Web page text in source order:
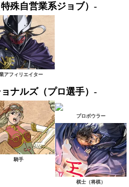
殊自営業系ジョブ）-
アフィリエイター
ナルズ（プロ選手）-
騎手
プロボウラー
棋士（将棋）